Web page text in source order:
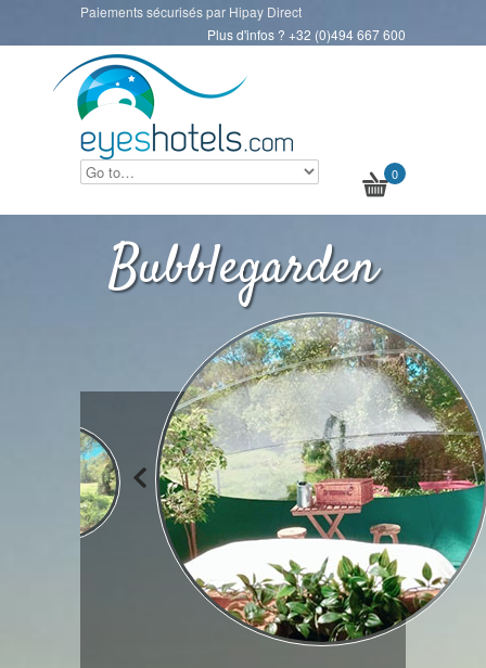
Paiements sécurisés par Hipay Direct
Plus d'infos ? +32 (0)494 667 600
0
Bubblegarden